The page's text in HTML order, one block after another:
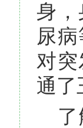
身
尿
对
通了